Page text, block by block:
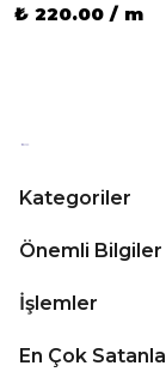
₺ 220.00 / m
Kategoriler
Önemli Bilgiler
İşlemler
En Çok